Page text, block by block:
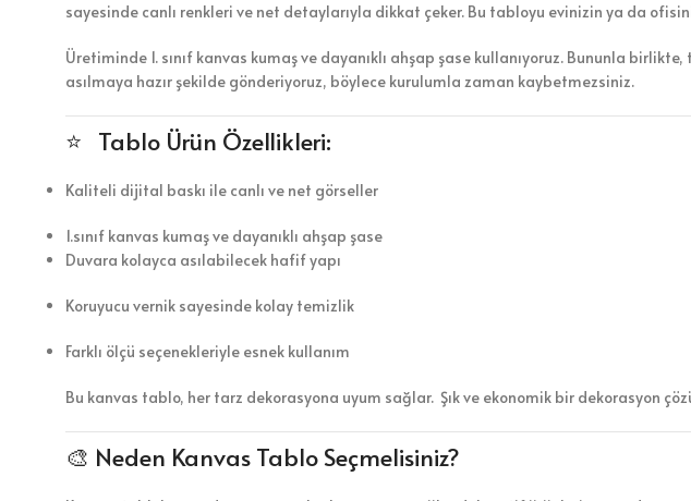
sayesinde canlı renkleri ve net detaylarıyla dikkat çeker. Bu tabloyu evinizin ya da
Üretiminde 1. sınıf kanvas kumaş ve dayanıklı ahşap şase kullanıyoruz. Bununla
asılmaya hazır şekilde gönderiyoruz, böylece kurulumla zaman kaybetmezsiniz.
⭐ Tablo Ürün Özellikleri:
Kaliteli dijital baskı ile canlı ve net görseller
1.sınıf kanvas kumaş ve dayanıklı ahşap şase
Duvara kolayca asılabilecek hafif yapı
Koruyucu vernik sayesinde kolay temizlik
Farklı ölçü seçenekleriyle esnek kullanım
Bu kanvas tablo, her tarz dekorasyona uyum sağlar. Şık ve ekonomik bir dekorasyon
🎨 Neden Kanvas Tablo Seçmelisiniz?